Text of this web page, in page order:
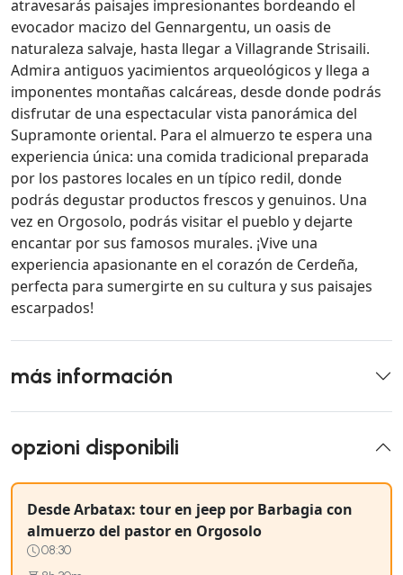
atravesarás paisajes impresionantes bordeando el
evocador macizo del Gennargentu, un oasis de
naturaleza salvaje, hasta llegar a Villagrande Strisaili.
Admira antiguos yacimientos arqueológicos y llega a
imponentes montañas calcáreas, desde donde podrás
disfrutar de una espectacular vista panorámica del
Supramonte oriental. Para el almuerzo te espera una
experiencia única: una comida tradicional preparada
por los pastores locales en un típico redil, donde
podrás degustar productos frescos y genuinos. Una
vez en Orgosolo, podrás visitar el pueblo y dejarte
encantar por sus famosos murales. ¡Vive una
experiencia apasionante en el corazón de Cerdeña,
perfecta para sumergirte en su cultura y sus paisajes
escarpados!
más información
opzioni disponibili
Desde Arbatax: tour en jeep por Barbagia con
almuerzo del pastor en Orgosolo
08:30